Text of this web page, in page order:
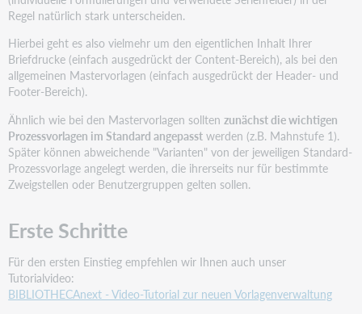
Regel natürlich stark unterscheiden.
Hierbei geht es also vielmehr um den eigentlichen Inhalt Ihrer
Briefdrucke (einfach ausgedrückt der Content-Bereich), als bei den
allgemeinen Mastervorlagen (einfach ausgedrückt der Header- und
Footer-Bereich).
Ähnlich wie bei den Mastervorlagen solltenzunächst die wichtigen
Prozessvorlagen im Standard angepasst werden (z.B. Mahnstufe 1).
Später können abweichende "Varianten" von der jeweiligen Standard-
Prozessvorlage angelegt werden, die ihrerseits nur für bestimmte
Zweigstellen oder Benutzergruppen gelten sollen.
Erste Schritte
Für den ersten Einstieg empfehlen wir Ihnen auch unser
Tutorialvideo:
BIBLIOTHECAnext - Video-Tutorial zur neuen Vorlagenverwaltung